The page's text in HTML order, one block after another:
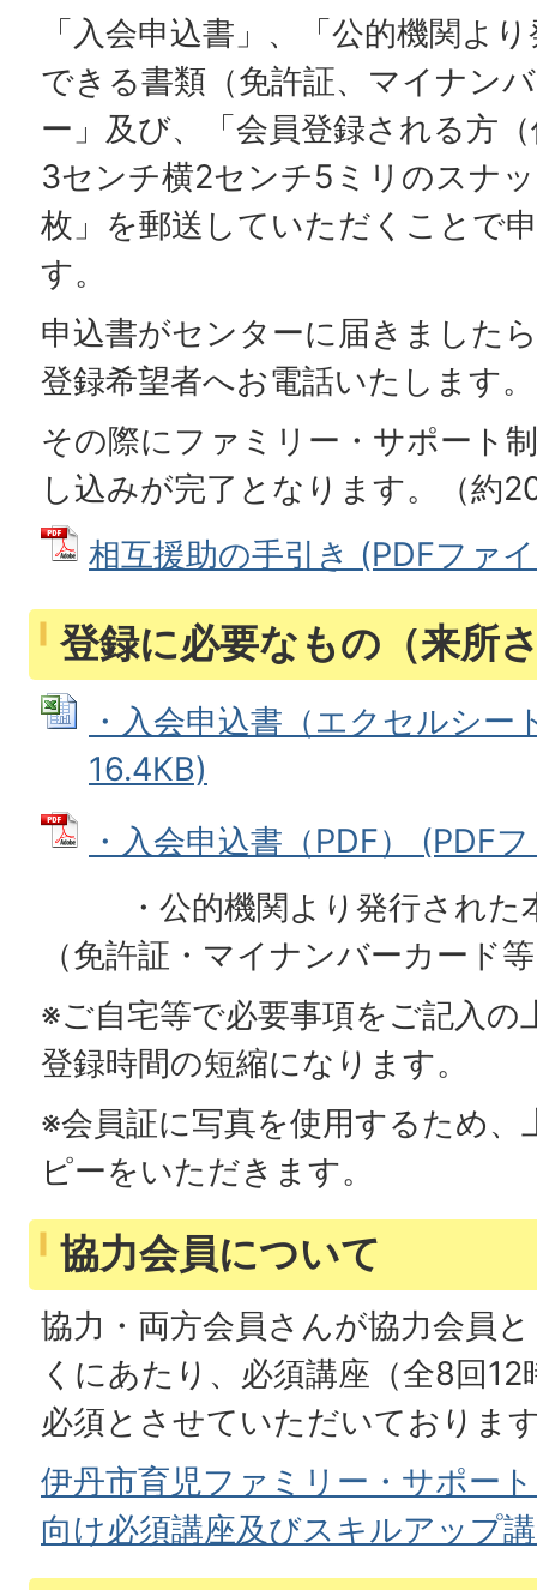
「入会申込書」、「公的機関よ
できる書類（免許証、マイナン
ー」及び、「会員登録される方
3センチ横2センチ5ミリのスナ
枚」を郵送していただくことで
す。
申込書がセンターに届きました
登録希望者へお電話いたします。
その際にファミリー・サポート
し込みが完了となります。（約
相互援助の手引き (PDFファ
登録に必要なもの（来所
・入会申込書（エクセルシ
16.4KB)
・入会申込書（PDF） (PDF
・公的機関より発行された
（免許証・マイナンバーカード
※ご自宅等で必要事項をご記入の
登録時間の短縮になります。
※会員証に写真を使用するため、
ピーをいただきます。
協力会員について
協力・両方会員さんが協力会員
くにあたり、必須講座（全8回
必須とさせていただいておりま
伊丹市育児ファミリー・サポー
向け必須講座及びスキルアップ